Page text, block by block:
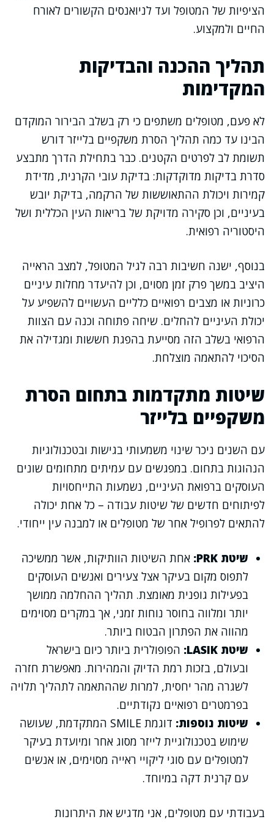
הציפיות של המטופל ועד לניואנסים הקשורים לאורח
החיים ולמקצוע.
תהליך ההכנה והבדיקות
המקדימות
לא פעם, מטופלים משתפים כי רק בשלב הבירור המוקדם
הבינו עד כמה תהליך הסרת משקפיים בלייזר דורש
תשומת לב לפרטים הקטנים. כבר בתחילת הדרך מתבצע
סדרת בדיקות מדוקדקות: בדיקת עובי הקרנית, מדידת
קמירות ויכולת ההתאוששות של הרקמה, בדיקת יובש
בעיניים, וכן סקירה מדויקת של בריאות העין הכללית ושל
היסטוריה רפואית.
בנוסף, ישנה חשיבות רבה לגיל המטופל, למצב הראייה
היציב במשך פרק זמן מסוים, וכן להיעדר מחלות עיניים
כרוניות או מצבים רפואיים כלליים העשויים להשפיע על
יכולת העיניים להחלים. שיחה פתוחה וכנה עם הצוות
הרפואי בשלב הזה מסייעת בהפגת חששות ומגדילה את
הסיכוי להתאמה מוצלחת.
שיטות מתקדמות בתחום הסרת
משקפיים בלייזר
עם השנים ניכר שינוי משמעותי בגישות ובטכנולוגיות
הנהוגות בתחום. במפגשים עם עמיתים מתחומים שונים
העוסקים ברפואת העיניים, נשמעות התייחסויות
לפיתוחים חדשים של שיטות עבודה – כל אחת יכולה
להתאים לפרופיל אחר של מטופלים או למבנה עין ייחודי.
שיטת PRK:
אחת השיטות הוותיקות, אשר ממשיכה
לתפוס מקום בעיקר אצל צעירים ואנשים העוסקים
בפעילות גופנית מאומצת. תהליך ההחלמה ממושך
יותר ומלווה בחוסר נוחות זמני, אך במקרים מסוימים
מהווה את הפתרון הבטוח ביותר.
שיטת LASIK:
הפופולרית ביותר כיום בישראל
ובעולם, בזכות רמת הדיוק והמהירות. מאפשרת חזרה
לשגרה מהר יחסית, למרות שההתאמה לתהליך תלויה
בפרמטרים רפואיים נקודתיים.
שיטות נוספות:
דוגמת SMILE המתקדמת, שעושה
שימוש בטכנולוגיית לייזר מסוג אחר ומיועדת בעיקר
למטופלים עם סוגי ליקויי ראייה מסוימים, או אנשים
עם קרנית דקה במיוחד.
בעבודתי עם מטופלים, אני מדגיש את היתרונות